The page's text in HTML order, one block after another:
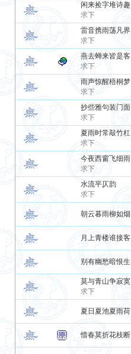
闲来捡字堆诗趣
求下
雷音携雨荡凡界
求下
燕去蝉来皆是客
求下
雨声惊醒梧桐梦
求下
抄些雅句装门面
求下
夏雨时常敲竹杠
求下
今夜西窗飞细雨
求下
水流平仄韵
求下
朝云暮雨柳如烟
月上青楼谁接客
别有幽愁暗恨生
莫与青山争寂寞
求下
夏日夏池夏雨荷
惜春莫折花枝断